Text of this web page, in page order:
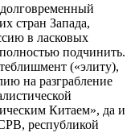
долговременный
стран Запада,
в ласковых
подчинить.
(«элиту),
на разграбление
Китаем», да и
республикой